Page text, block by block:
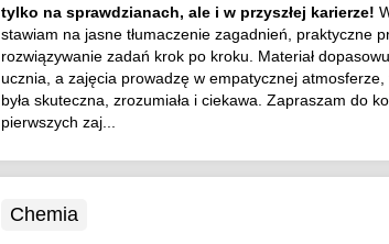
tylko na sprawdzianach, ale i w przyszłej karierze!
stawiam na jasne tłumaczenie zagadnień, praktyczne
rozwiązywanie zadań krok po kroku. Materiał
ucznia, a zajęcia prowadzę w empatycznej atmosferze,
była skuteczna, zrozumiała i ciekawa. Zapraszam do
pierwszych zaj...
Chemia